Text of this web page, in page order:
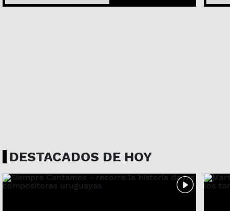
DESTACADOS DE HOY